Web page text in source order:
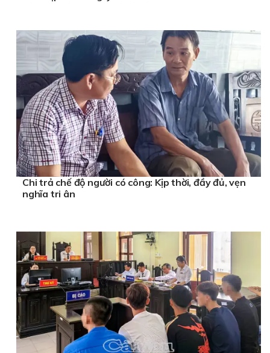
Chi trả chế độ người có công: Kịp thời, đầy đủ, vẹn
nghĩa tri ân